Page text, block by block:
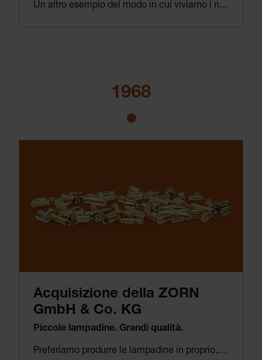
Un altro esempio del modo in cui viviamo i nostri principi: le parti in plastica che abbiamo acquistato fino a ora non sono abbastanza precise per noi. Acquisendo l’azienda di costruzione di stampi e utensili Klatt nel 1973 e integrandola nel nostro laboratorio di stampaggio a iniezione della plastica preesistente, espandiamo la nostra competenza al campo dei materiali termoplastici.
1968
Acquisizione della ZORN
GmbH & Co. KG
Piccole lampadine. Grandi qualità.
Preferiamo produrre le lampadine in proprio, in modo che soddisfino i nostri standard di qualità. Se avete seguito questa cronologia fin dall’inizio, saprete perché – è una questione di principio. E se qualcun altro è in grado di fare un lavoro migliore di quello che sappiamo fare noi, saremo disposti a pagare per disporre della sua conoscenza e competenza. ZORN produce lampadine di precisione in miniatura e lampadine LED per gli strumenti diagnostici di alta qualità HEINE e per i produttori di dispositivi usati per l’analisi spettrale nel campo della medicina e della tecnologia.